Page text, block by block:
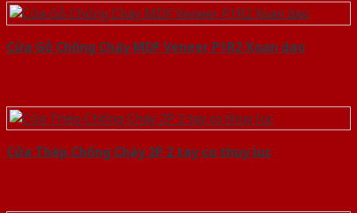
Cửa Gỗ Chống Cháy MDF Veneer P1R2 Xoan dao
Cửa Thép Chống Cháy 2P 2 tay co thuy luc